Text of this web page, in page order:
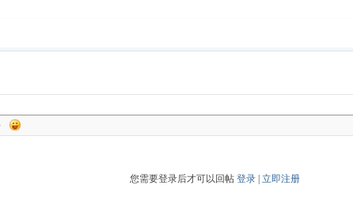
您需要登录后才可以回帖 登录 立即注册